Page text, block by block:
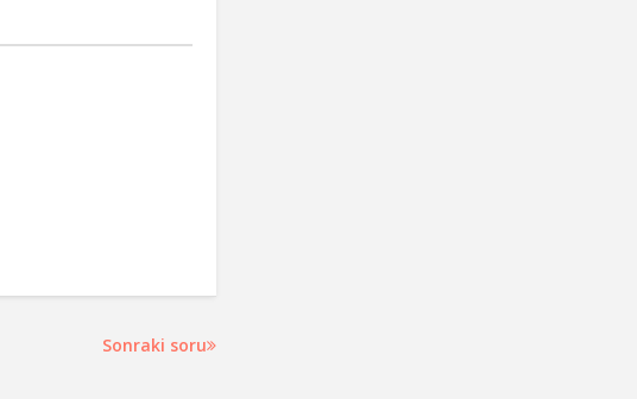
Sonraki soru